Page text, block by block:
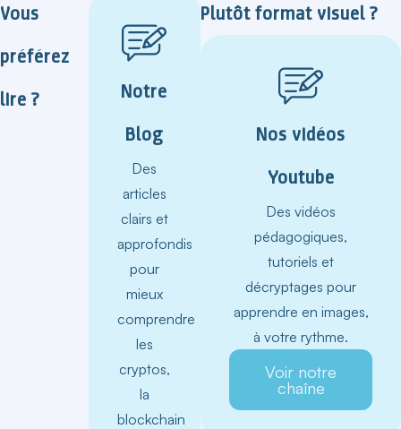
Vous
préférez
lire ?
Notre
Blog
Des
articles
clairs et
approfondis
pour
mieux
comprendre
les
cryptos,
la
blockchain
Plutôt format visuel ?
Nos vidéos
Youtube
Des vidéos
pédagogiques,
tutoriels et
décryptages pour
apprendre en images,
à votre rythme.
Voir notre
chaîne